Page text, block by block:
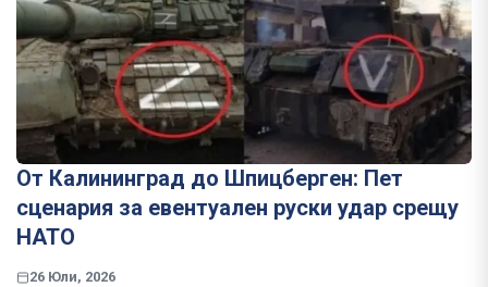
От Калининград до Шпицберген: Пет
сценария за евентуален руски удар срещу
НАТО
26 Юли, 2026